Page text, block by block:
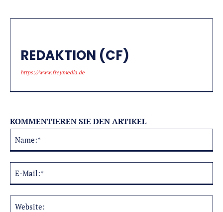
REDAKTION (CF)
https://www.freymedia.de
KOMMENTIEREN SIE DEN ARTIKEL